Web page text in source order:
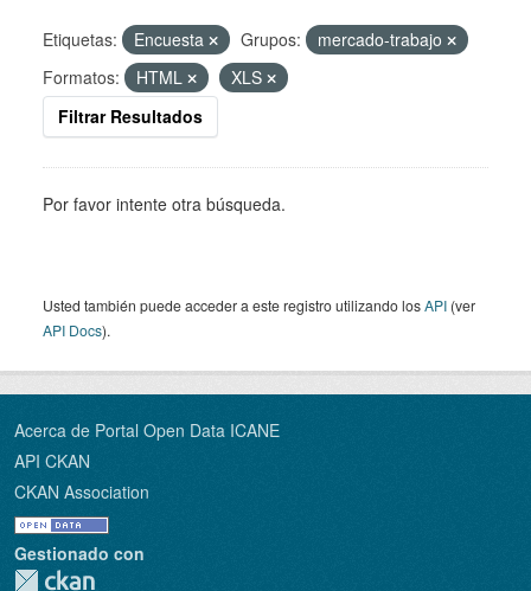
Etiquetas: Encuesta Grupos:
mercado-trabajo
Formatos:
HTML
XLS
Filtrar Resultados
Por favor intente otra búsqueda.
Usted también puede acceder a este registro utilizando losAPI (ver
API Docs).
Acerca de Portal Open Data ICANE
API CKAN
CKAN Association
Gestionado con